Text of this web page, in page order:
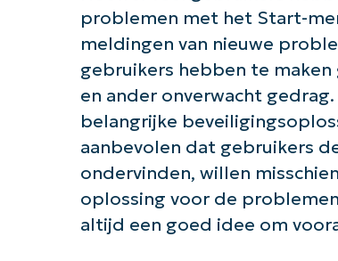
problemen met het Start-
meldingen van nieuwe
gebruikers hebben te
en ander onverwacht
belangrijke
aanbevolen dat gebruikers
ondervinden, willen
oplossing voor de
altijd een goed idee om